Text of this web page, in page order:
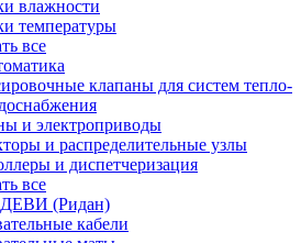
влажности
температуры
все
клапаны для систем тепло-
и электроприводы
и распределительные узлы
и диспетчеризация
все
(Ридан)
кабели